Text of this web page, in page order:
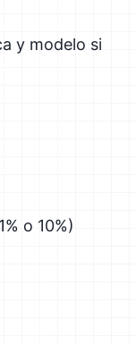
y modelo si
o 10%)